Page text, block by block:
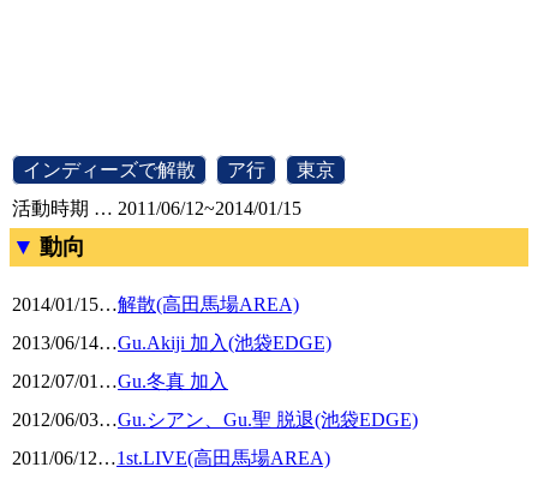
インディーズで解散 ア行 東京
活動時期 … 2011/06/12~2014/01/15
動向
2014/01/15…解散(高田馬場AREA)
2013/06/14…Gu.Akiji 加入(池袋EDGE)
2012/07/01 …Gu.冬真 加入
2012/06/03…Gu.シアン、Gu.聖 脱退(池袋EDGE)
2011/06/12…1st.LIVE(高田馬場AREA)